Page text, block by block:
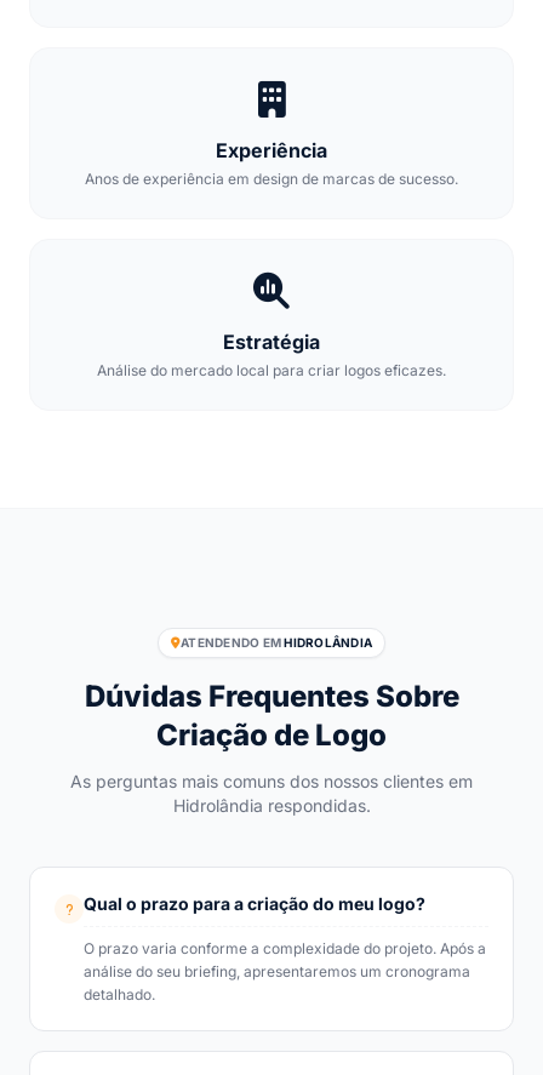
Experiência
Anos de experiência em design de marcas de sucesso.
Estratégia
Análise do mercado local para criar logos eficazes.
ATENDENDO EMHIDROLÂNDIA
Dúvidas Frequentes Sobre
Criação de Logo
As perguntas mais comuns dos nossos clientes em
Hidrolândia respondidas.
Qual o prazo para a criação do meu logo?
O prazo varia conforme a complexidade do projeto. Após a
análise do seu briefing, apresentaremos um cronograma
detalhado.